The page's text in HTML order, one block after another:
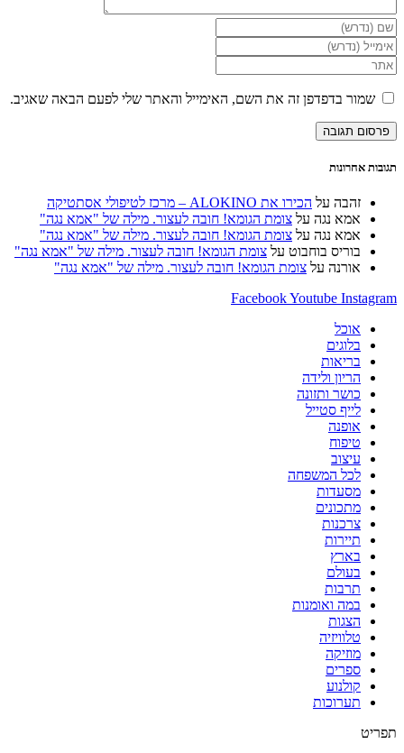
הזן
את
השם
שלך
או
שם
משתמש
כדי
הזן
את
כתובת
דואר
האלקטרוני
שלך
כדי
הזן
את
כתובת
האינטרנט
שלך
שמור בדפדפן זה את השם, האימייל והאתר שלי לפעם הבאה שאגיב.
תגובות אחרונות
זהבה על הכירו את ALOKINO – מרכז לטיפולי אסתטיקה
אמא נגה על צומת הגומא! חובה לעצור. מילה של "אמא נגה"
אמא נגה על צומת הגומא! חובה לעצור. מילה של "אמא נגה"
בוריס בוחבוט על צומת הגומא! חובה לעצור. מילה של "אמא נגה"
אורנה על צומת הגומא! חובה לעצור. מילה של "אמא נגה"
FacebookYoutube Instagram
אוכל
בלוגים
בריאות
הריון ולידה
כושר ותזונה
לייף סטייל
אופנה
טיפוח
עיצוב
לכל המשפחה
מסעדות
מתכונים
צרכנות
תיירות
בארץ
בעולם
תרבות
במה ואומנות
הצגות
טלוויזיה
מוזיקה
ספרים
קולנוע
תערוכות
תפריט